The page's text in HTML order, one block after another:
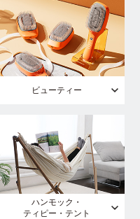
ビューティー
ハンモック・
ティピー・テント